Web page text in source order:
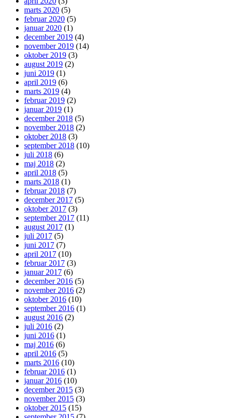
marts 2020 (5)
februar 2020 (5)
januar 2020 (1)
december 2019 (4)
november 2019 (14)
oktober 2019 (3)
august 2019 (2)
juni 2019 (1)
april 2019 (6)
marts 2019 (4)
februar 2019 (2)
januar 2019 (1)
december 2018 (5)
november 2018 (2)
oktober 2018 (3)
september 2018 (10)
juli 2018 (6)
maj 2018 (2)
april 2018 (5)
marts 2018 (1)
februar 2018 (7)
december 2017 (5)
oktober 2017 (3)
september 2017 (11)
august 2017 (1)
juli 2017 (5)
juni 2017 (7)
april 2017 (10)
februar 2017 (3)
januar 2017 (6)
december 2016 (5)
november 2016 (2)
oktober 2016 (10)
september 2016 (1)
august 2016 (2)
juli 2016 (2)
juni 2016 (1)
maj 2016 (6)
april 2016 (5)
marts 2016 (10)
februar 2016 (1)
januar 2016 (10)
december 2015 (3)
november 2015 (3)
oktober 2015 (15)